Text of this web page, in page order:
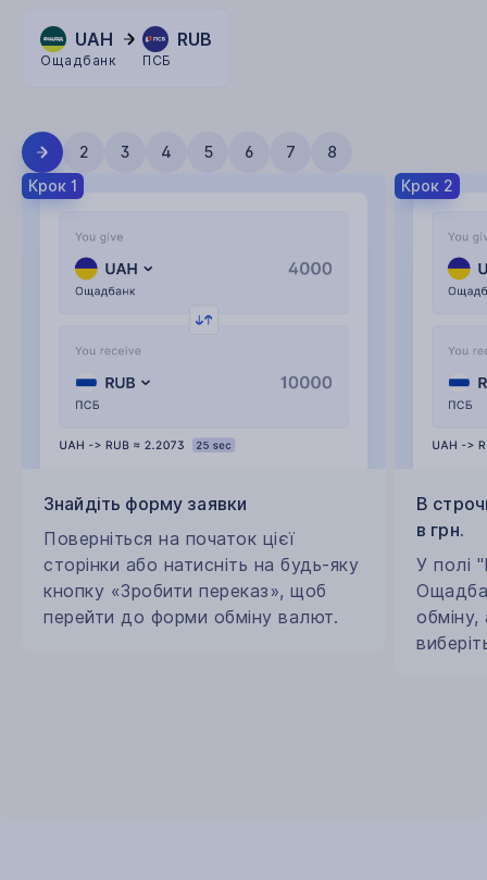
UAH
Ощадбанк
RUB
ПСБ
2 3 4 5 6 7
8
Крок 1
Знайдіть форму заявки
Поверніться на початок цієї
сторінки або натисніть на будь-яку
кнопку «Зробити переказ», щоб
перейти до форми обміну валют.
Крок 2
В
в грн.
У полі